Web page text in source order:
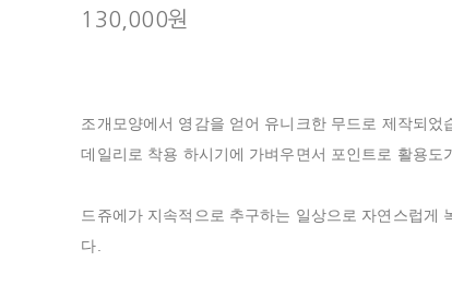
130,000원
조개모양에서 영감을 얻어 유니크한 무드로 제작되었
데일리로 착용 하시기에 가벼우면서 포인트로 활용도
드쥬에가 지속적으로 추구하는 일상으로 자연스럽게
다.